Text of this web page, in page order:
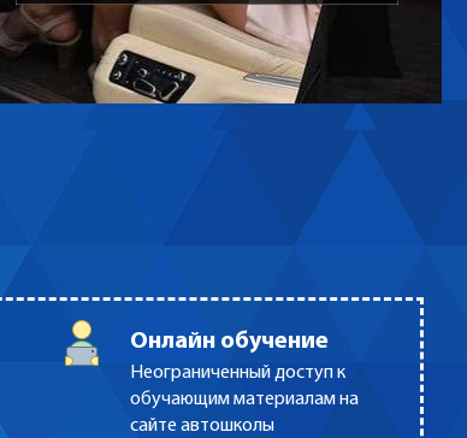
Онлайн обучение
Неограниченный доступ к
обучающим материалам на
сайте автошколы